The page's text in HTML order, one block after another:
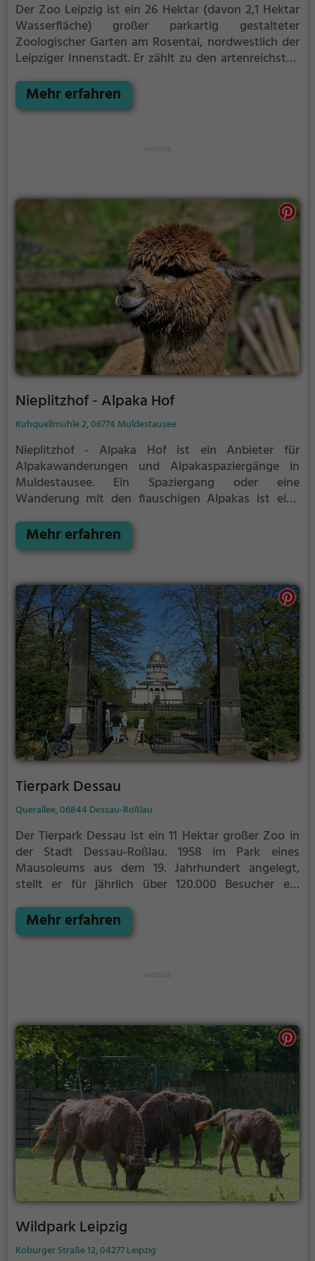
Der Zoo Leipzig ist ein 26 Hektar (davon 2,1 Hektar
Wasserfläche) großer parkartig gestalteter
Zoologischer Garten am Rosental, nordwestlich der
Leipziger Innenstadt. Er zählt zu den artenreichsten
unter dem Projektnamen Zoo der Zukunft
umgebaut und erweitert. Bis 2025 soll ein Umbau in
Deutschlands.
Mehr erfahren
Nieplitzhof - Alpaka Hof
Kuhquellmühle 2, 06774 Muldestausee
Nieplitzhof - Alpaka Hof ist ein Anbieter für
Alpakawanderungen und Alpakaspaziergänge in
Muldestausee. Ein Spaziergang oder eine
Wanderung mit den flauschigen Alpakas ist eine
Ausflug mit der Familie. Die kuscheligen Tiere
strahlen eine unheimliche Ruhe aus und werden
Mehr erfahren
Tierpark Dessau
Querallee, 06844 Dessau-Roßlau
Der Tierpark Dessau ist ein 11 Hektar großer Zoo in
der Stadt Dessau-Roßlau. 1958 im Park eines
Mausoleums aus dem 19. Jahrhundert angelegt,
stellt er für jährlich über 120.000 Besucher ein
liegt im Stadtteil Ziebigk, unmittelbar östlich des
Georgiums und bildet zusammen mit
Mehr erfahren
Wildpark Leipzig
Koburger Straße 12, 04277 Leipzig